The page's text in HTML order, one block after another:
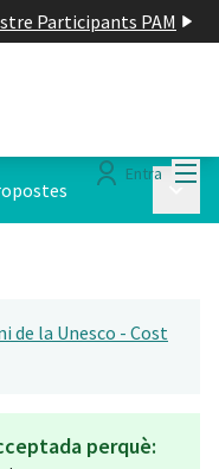
Participants PAM
Entra
de la Unesco - Cost
perquè: